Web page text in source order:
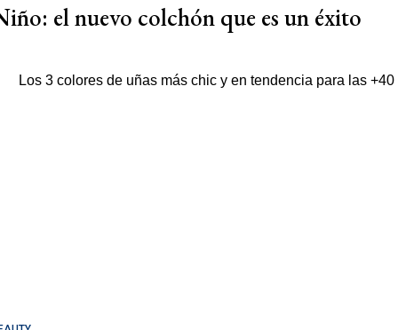
el nuevo colchón que es un éxito